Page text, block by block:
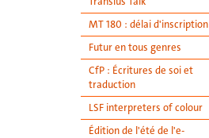
MT 180 : délai d'inscription
Futur en tous genres
CfP : Écritures de soi et
traduction
LSF interpreters of colour
Édition de l'été de l'e-